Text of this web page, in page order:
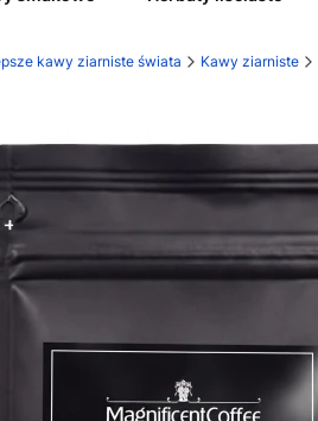
kawy ziarniste świata Kawy ziarniste